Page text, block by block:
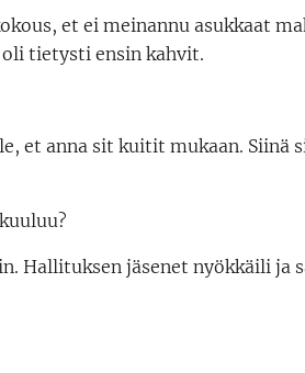
et ei meinannu asukkaat
tietysti ensin kahvit.
et anna sit kuitit mukaan. Siinä
Hallituksen jäsenet nyökkäili ja